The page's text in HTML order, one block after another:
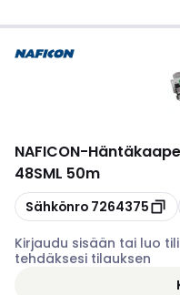
NAFICON-
48SML 50m
Kopioi
Sähkönro 7264375
Kirjaudu sisään tai luo
tehdäksesi tilauksen